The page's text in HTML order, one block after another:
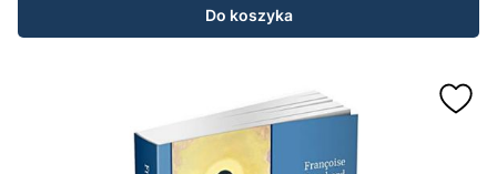
Do koszyka